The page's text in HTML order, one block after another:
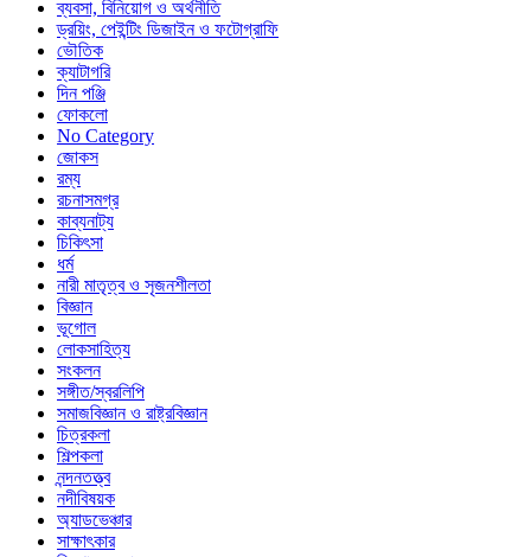
ব্যবসা, বিনিয়োগ ও অর্থনীতি
ড্রয়িং, পেইন্টিং ডিজাইন ও ফটোগ্রাফি
ভৌতিক
ক্যাটাগরি
দিন পঞ্জি
ফোকলো
No Category
জোকস
রম্য
রচনাসমগ্র
কাব্যনাট্য
চিকিৎসা
ধর্ম
নারী মাতৃত্ব ও সৃজনশীলতা
বিজ্ঞান
ভূগোল
লোকসাহিত্য
সংকলন
সঙ্গীত/স্বরলিপি
সমাজবিজ্ঞান ও রাষ্ট্রবিজ্ঞান
চিত্রকলা
শিল্পকলা
নন্দনতত্ত্ব
নদীবিষয়ক
অ্যাডভেঞ্চার
সাক্ষাৎকার